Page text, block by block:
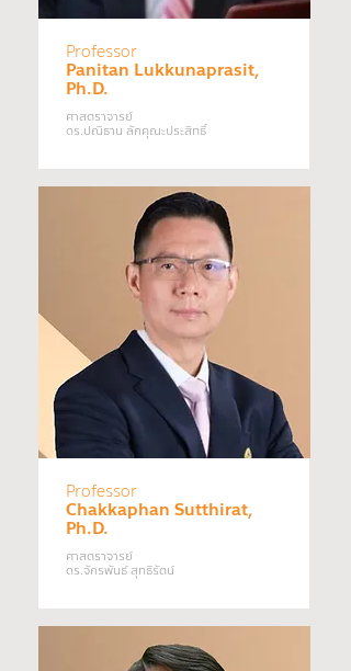
Professor
Panitan Lukkunaprasit,
Ph.D.
ศาสตราจารย์
ดร.ปณิธาน ลักคุณะประสิทธิ์
Professor
Chakkaphan Sutthirat,
Ph.D.
ศาสตราจารย์
ดร.จักรพันธ์ สุทธิรัตน์